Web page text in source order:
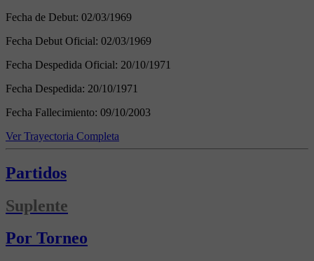
Fecha de Debut: 02/03/1969
Fecha Debut Oficial: 02/03/1969
Fecha Despedida Oficial: 20/10/1971
Fecha Despedida: 20/10/1971
Fecha Fallecimiento: 09/10/2003
Ver Trayectoria Completa
Partidos
Suplente
Por Torneo